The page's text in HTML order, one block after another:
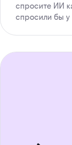
спросите ИИ
спросили бы у